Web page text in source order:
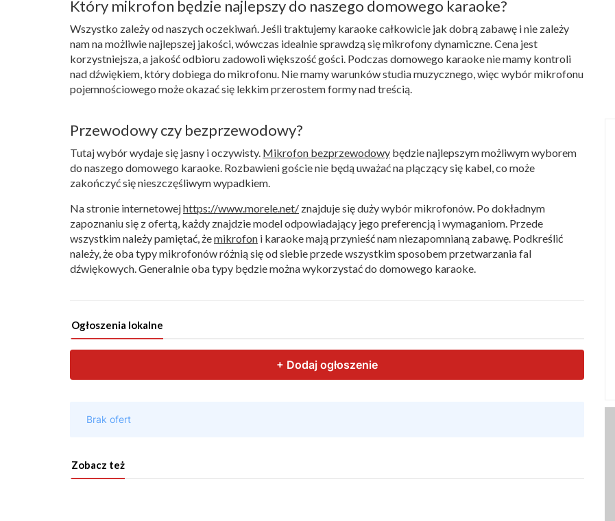
Który mikrofon będzie najlepszy do naszego domowego karaoke?
Wszystko zależy od naszych oczekiwań. Jeśli traktujemy karaoke całkowicie jak dobrą zabawę i nie zależy
nam na możliwie najlepszej jakości, wówczas idealnie sprawdzą się mikrofony dynamiczne. Cena jest
korzystniejsza, a jakość odbioru zadowoli większość gości. Podczas domowego karaoke nie mamy kontroli
nad dźwiękiem, który dobiega do mikrofonu. Nie mamy warunków studia muzycznego, więc wybór mikrofonu
pojemnościowego może okazać się lekkim przerostem formy nad treścią.
Przewodowy czy bezprzewodowy?
Tutaj wybór wydaje się jasny i oczywisty. Mikrofon bezprzewodowy będzie najlepszym możliwym wyborem
do naszego domowego karaoke. Rozbawieni goście nie będą uważać na plączący się kabel, co może
zakończyć się nieszczęśliwym wypadkiem.
Na stronie internetowejhttps://www.morele.net/ znajduje się duży wybór mikrofonów. Po dokładnym
zapoznaniu się z ofertą, każdy znajdzie model odpowiadający jego preferencją i wymaganiom. Przede
wszystkim należy pamiętać, żemikrofon i karaoke mają przynieść nam niezapomnianą zabawę. Podkreślić
należy, że oba typy mikrofonów różnią się od siebie przede wszystkim sposobem przetwarzania fal
dźwiękowych. Generalnie oba typy będzie można wykorzystać do domowego karaoke.
Ogłoszenia lokalne
Zobacz też